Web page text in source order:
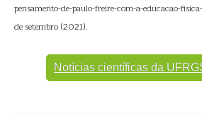
pensamento-de-paulo-freire-com-a-educacao-
de setembro (2021).
Notícias científicas da